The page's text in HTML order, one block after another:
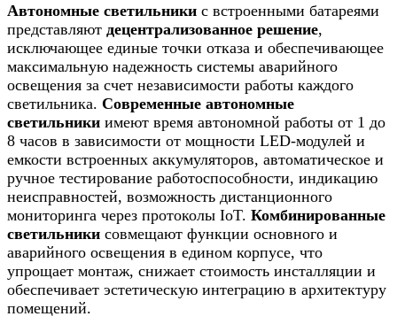
Автономные светильники с встроенными батареями
представляют децентрализованное решение,
исключающее единые точки отказа и обеспечивающее
максимальную надежность системы аварийного
освещения за счет независимости работы каждого
светильника. Современные автономные
светильники имеют время автономной работы от 1 до
8 часов в зависимости от мощности LED-модулей и
емкости встроенных аккумуляторов, автоматическое и
ручное тестирование работоспособности, индикацию
неисправностей, возможность дистанционного
мониторинга через протоколы IoT. Комбинированные
светильники совмещают функции основного и
аварийного освещения в едином корпусе, что
упрощает монтаж, снижает стоимость инсталляции и
обеспечивает эстетическую интеграцию в архитектуру
помещений.